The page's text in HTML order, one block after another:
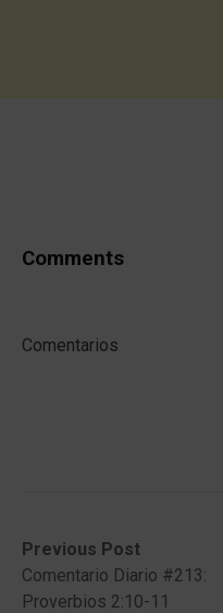
Comments
Comentarios
Post
navigation
Previous Post
Previous
post:Comentario Diario #213:
Proverbios 2:10-11
Next
post: